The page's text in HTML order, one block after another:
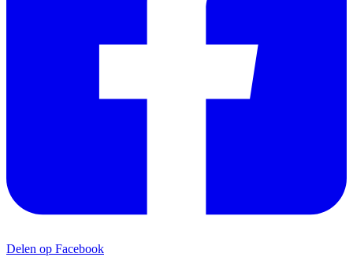
Delen op Facebook